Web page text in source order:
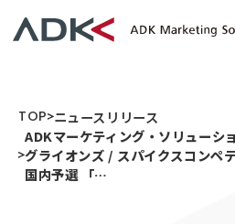
ホーム
TOP ニュースリリース
ADKマーケティング・ソリューシ
グライオンズ / スパイクスコンペ
国内予選 「…